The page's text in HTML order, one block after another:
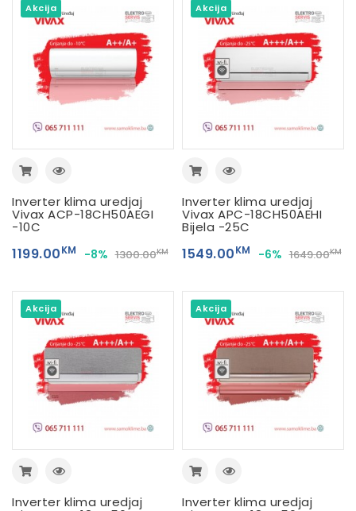
Akcija
Inverter klima uredjaj
Vivax ACP-18CH50AEGI
-10C
1199.00KM -8% 1300.00KM
Akcija
Inverter klima uredjaj
Vivax APC-18CH50AEHI
Bijela -25C
1549.00KM -6% 1649.00KM
Akcija
Inverter klima uredjaj
Akcija
Inverter klima uredjaj